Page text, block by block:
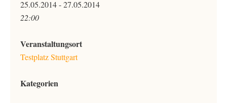
25.05.2014 - 27.05.2014
22:00
Veranstaltungsort
Testplatz Stuttgart
Kategorien